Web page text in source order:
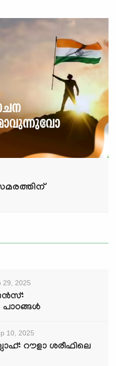
29, 2025
പാഠങ്ങൾ
10, 2025
റൗളാ ശരീഫിലെ